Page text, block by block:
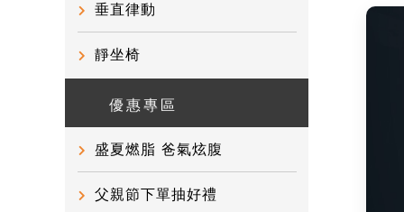
垂直律動
靜坐椅
優惠專區
盛夏燃脂 爸氣炫腹
父親節下單抽好禮